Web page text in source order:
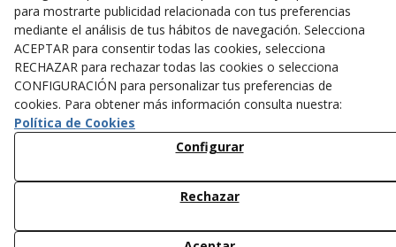
Actuació del Programa de Desenvolupament Rural de Catalunya 2014-2020,
cofinançada per:
© 08/2026 Camping la borda del Pubill - Todos los derechos
para mostrarte publicidad relacionada con tus preferencias
mediante el análisis de tus hábitos de navegación. Selecciona
ACEPTAR para consentir todas las cookies, selecciona
RECHAZAR para rechazar todas las cookies o selecciona
CONFIGURACIÓN para personalizar tus preferencias de
cookies. Para obtener más información consulta nuestra:
Política de Cookies
Configurar
Rechazar